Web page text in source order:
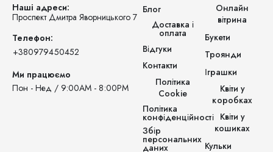
Наші адреси:
Проспект Дмитра Яворницького 7
Телефон:
‪+380979450452‬
Ми працюємо
Пон - Нед / 9:00AM - 8:00PM
Блог
Доставка і
оплата
Відгуки
Контакти
Політика
Cookie
Політика
конфіденційності
Збір
персональних
даних
Онлайн
вітрина
Букети
Троянди
Іграшки
Квіти у
коробках
Квіти у
кошиках
Кульки